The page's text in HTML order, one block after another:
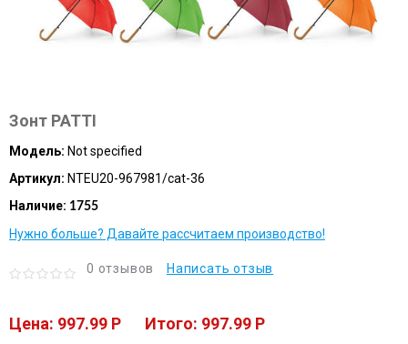
Зонт PATTI
Модель: Not specified
Артикул: NTEU20-967981/cat-36
Наличие: 1755
Нужно больше? Давайте рассчитаем производство!
0 отзывов Написать отзыв
Цена: 997.99 P Итого: 997.99 P